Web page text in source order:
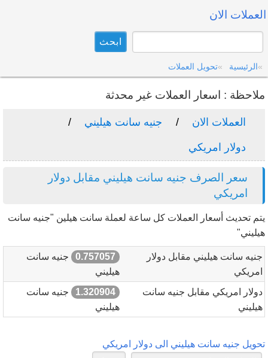
العملات الان
الرئيسية تحويل العملات
ملاحظة : اسعار العملات غير محدثة
العملات الان جنيه سانت هيليني
دولار امريكي
سعر الصرف جنيه سانت هيليني مقابل دولار
امريكي
يتم تحديث أسعار العملات كل ساعة لعملة سانت هيلين "جنيه سانت
هيليني"
جنيه سانت هيليني مقابل دولار
امريكي
0.757057
جنيه سانت
هيليني
دولار امريكي مقابل جنيه سانت
هيليني
1.320904
جنيه سانت
هيليني
تحويل جنيه سانت هيليني الى دولار امريكي